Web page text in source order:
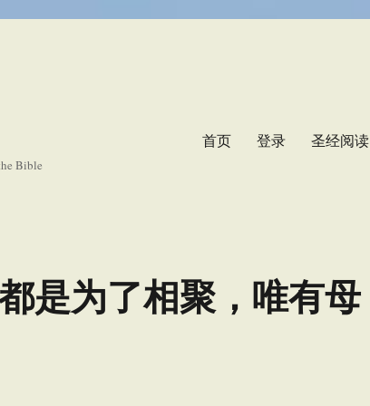
Bible
首页 登录 圣经阅读
是为了相聚，唯有母